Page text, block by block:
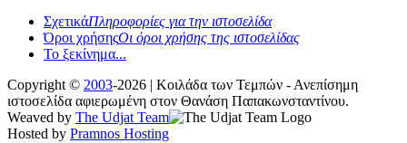
ΣχετικάΠληροφορίες για την ιστοσελίδα
Όροι χρήσηςΟι όροι χρήσης της ιστοσελίδας
Το ξεκίνημα...
Copyright © 2003-2026 | Κοιλάδα των Τεμπών - Ανεπίσημη
ιστοσελίδα αφιερωμένη στον Θανάση Παπακωνσταντίνου.
Weaved by The Udjat Team
Hosted by Pramnos Hosting